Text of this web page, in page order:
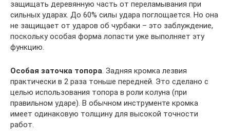
защищать деревянную часть от переламывания при
сильных ударах. До 60% силы удара поглощается. Но она
не защищает от ударов об чурбаки – это заблуждение,
поскольку особая форма лопасти уже выполняет эту
функцию.
Особая заточка топора. Задняя кромка лезвия
практически в 2 раза тоньше передней. Это сделано с
целью использования топора в роли колуна (при
правильном ударе). В обычном инструменте кромка
имеет одинаковую толщину для высокой точности
работ.